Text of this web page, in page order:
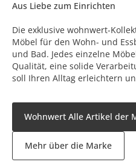
Aus Liebe zum Einrichten
Die exklusive wohnwert-
Möbel für den Wohn- und
und Bad. Jedes einzelne
Qualität, eine solide
soll Ihren Alltag erleichtern
Wohnwert Alle Artikel der
Mehr über die Marke